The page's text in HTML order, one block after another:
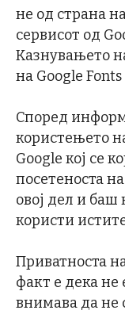
не од страна
сервисот од
Казнувањето
на Google
Според
користењето
Google кој се
посетеноста
овој дел и баш
користи
Приватноста
факт е дека не
внимава да не